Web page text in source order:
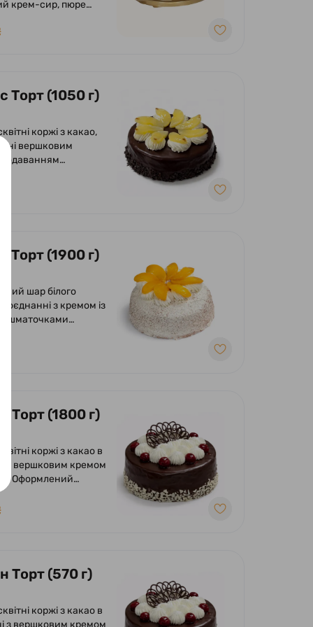
крем-сир, пюре
Торт (1050 г)
коржі з какао,
вершковим
додаванням
шоколадною
Торт (1900 г)
шар білого
в поєднанні з кремом із
шматочками
Торт (1800 г)
коржі з какао в
з вершковим кремом
Оформлений
глазур'ю, кремом з
вишнею.
Торт (570 г)
коржі з какао в
з вершковим кремом